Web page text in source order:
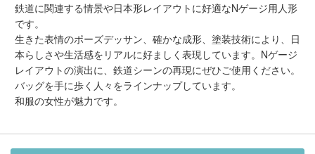
走行エリア別 鉄道模型車両リスト
北海道・東北 関東
中部 関西
鉄道に関連する情景や日本形レイアウトに好適なNゲージ用人形
です。
生きた表情のポーズデッサン、確かな成形、塗装技術により、日
本らしさや生活感をリアルに好ましく表現しています。Nゲージ
レイアウトの演出に、鉄道シーンの再現にぜひご使用ください。
バッグを手に歩く人々をラインナップしています。
和服の女性が魅力です。